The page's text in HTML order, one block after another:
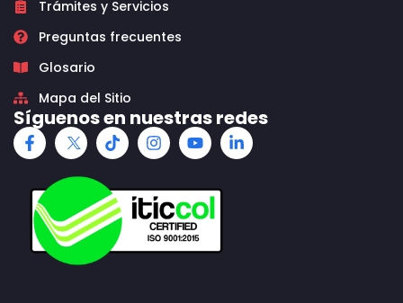
Trámites y Servicios
Preguntas frecuentes
Glosario
Mapa del Sitio
Síguenos en nuestras redes